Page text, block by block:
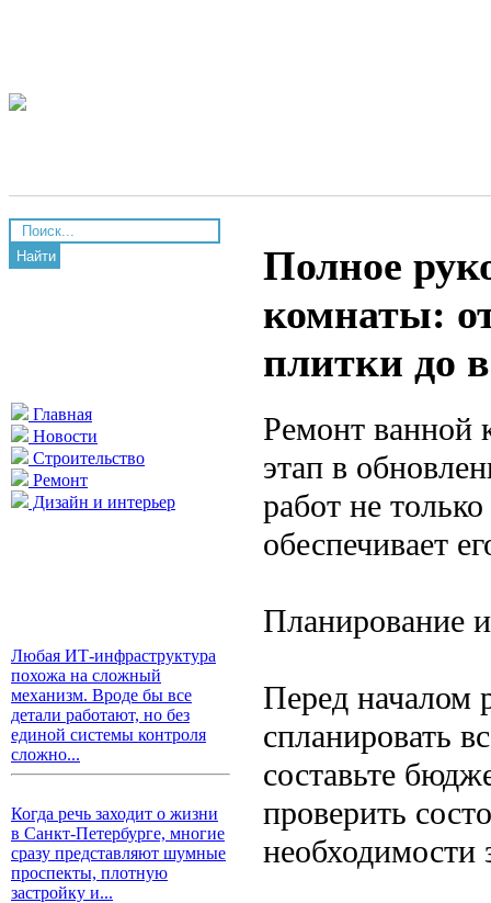
Найти
Главная
Новости
Строительство
Ремонт
Дизайн и интерьер
Любая ИТ-инфраструктура
похожа на сложный
механизм. Вроде бы все
детали работают, но без
единой системы контроля
сложно...
Когда речь заходит о жизни
в Санкт-Петербурге, многие
сразу представляют шумные
проспекты, плотную
застройку и...
Полное
комнаты:
плитки до
Ремонт ванной
этап в
работ не
обеспечивает
Планирование
Перед началом
спланировать
составьте
проверить
необходимости